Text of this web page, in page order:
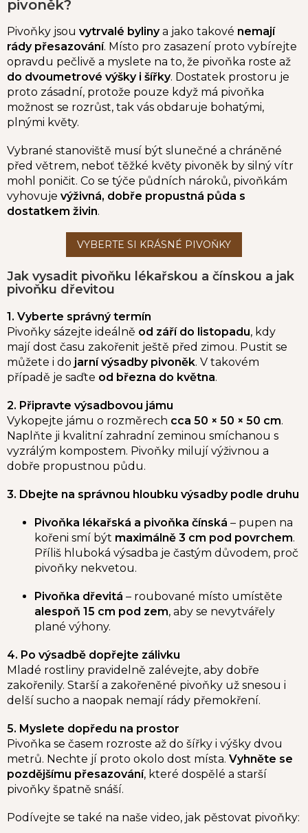
pivoněk?
Pivoňky jsou vytrvalé bylinya jako takové nemají
rády přesazování. Místo pro zasazení proto vybírejte
opravdu pečlivě a myslete na to, že pivoňka roste až
do dvoumetrové výšky i šířky. Dostatek prostoru je
proto zásadní, protože pouze když má pivoňka
možnost se rozrůst, tak vás obdaruje bohatými,
plnými květy.
Vybrané stanoviště musí být slunečné a chráněné
před větrem, neboť těžké květy pivoněk by silný vítr
mohl poničit. Co se týče půdních nároků, pivoňkám
vyhovuje výživná, dobře propustná půda s
dostatkem živin.
Jak vysadit pivoňku lékařskou a čínskou a jak
pivoňku dřevitou
1. Vyberte správný termín
Pivoňky sázejte ideálně od září do listopadu, kdy
mají dost času zakořenit ještě před zimou. Pustit se
můžete i do jarní výsadby pivoněk. V takovém
případě je saďte od března do května.
2. Připravte výsadbovou jámu
Vykopejte jámu o rozměrech cca 50 × 50 × 50 cm.
Naplňte ji kvalitní zahradní zeminou smíchanou s
vyzrálým kompostem. Pivoňky milují výživnou a
dobře propustnou půdu.
3. Dbejte na správnou hloubku výsadby podle druhu
Pivoňka lékařská a pivoňka čínská – pupen na
kořeni smí být maximálně 3 cm pod povrchem.
Příliš hluboká výsadba je častým důvodem, proč
pivoňky nekvetou.
Pivoňka dřevitá – roubované místo umístěte
alespoň 15 cm pod zem, aby se nevytvářely
plané výhony.
4. Po výsadbě dopřejte zálivku
Mladé rostliny pravidelně zalévejte, aby dobře
zakořenily. Starší a zakořeněné pivoňky už snesou i
delší sucho a naopak nemají rády přemokření.
5. Myslete dopředu na prostor
Pivoňka se časem rozroste až do šířky i výšky dvou
metrů. Nechte jí proto okolo dost místa. Vyhněte se
pozdějšímu přesazování, které dospělé a starší
pivoňky špatně snáší.
Podívejte se také na naše video, jak pěstovat pivoňky: